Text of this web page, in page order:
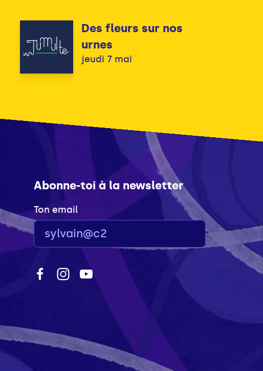
Des fleurs sur nos
urnes
jeudi 7 mai
Abonne-toi à la newsletter
Ton email